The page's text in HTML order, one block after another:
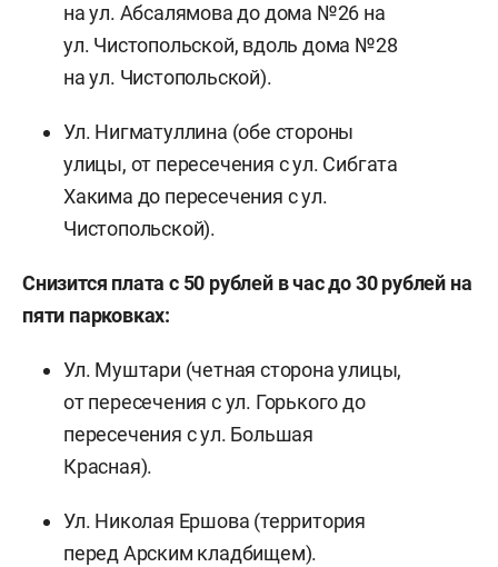
на ул. Абсалямова до дома №26 на
ул. Чистопольской, вдоль дома №28
на ул. Чистопольской).
Ул. Нигматуллина (обе стороны
улицы, от пересечения с ул. Сибгата
Хакима до пересечения с ул.
Чистопольской).
Снизится плата с 50 рублей в час до 30 рублей на
пяти парковках:
Ул. Муштари (четная сторона улицы,
от пересечения с ул. Горького до
пересечения с ул. Большая
Красная).
Ул. Николая Ершова (территория
перед Арским кладбищем).